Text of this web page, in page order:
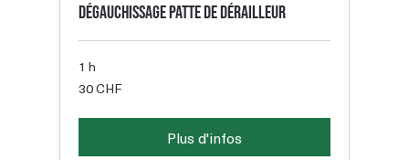
Dégauchissage patte de dérailleur
1 h
francs
30 CHF
Plus d'infos